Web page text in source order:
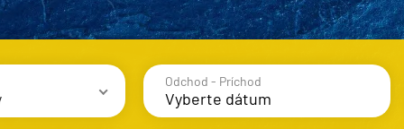
Odchod - Príchod